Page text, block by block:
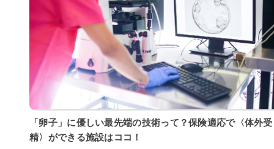
「卵子」に優しい最先端の技術って？保険適応で〈体外受
精〉ができる施設はココ！